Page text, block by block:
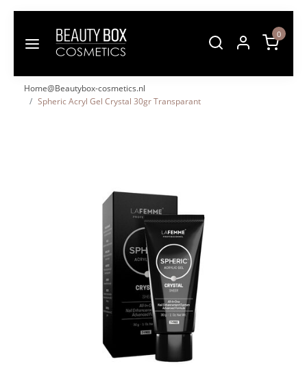
0
Home@Beautybox-cosmetics.nl
Spheric Acryl Gel Crystal 30gr Transparant